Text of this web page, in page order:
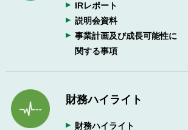
IRレポート
説明会資料
事業計画及び成長可能性に
関する事項
財務ハイライト
財務ハイライト